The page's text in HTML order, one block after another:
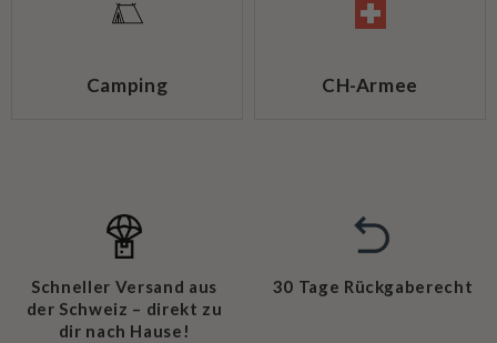
Camping CH-Armee
Schneller Versand aus
der Schweiz – direkt zu
dir nach Hause!
30 Tage Rückgaberecht